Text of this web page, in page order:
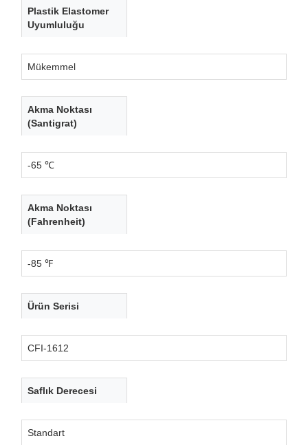
Plastik Elastomer
Uyumluluğu
Mükemmel
Akma Noktası
(Santigrat)
-65 ℃
Akma Noktası
(Fahrenheit)
-85 ℉
Ürün Serisi
CFI-1612
Saflık Derecesi
Standart